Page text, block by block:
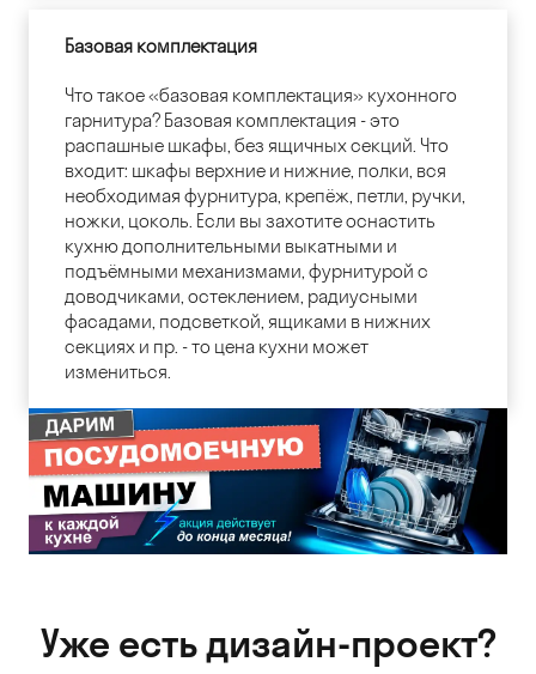
Базовая комплектация
Что такое «базовая комплектация» кухонного
гарнитура? Базовая комплектация - это
распашные шкафы, без ящичных секций. Что
входит: шкафы верхние и нижние, полки, вся
необходимая фурнитура, крепёж, петли, ручки,
ножки, цоколь. Если вы захотите оснастить
кухню дополнительными выкатными и
подъёмными механизмами, фурнитурой с
доводчиками, остеклением, радиусными
фасадами, подсветкой, ящиками в нижних
секциях и пр. - то цена кухни может
измениться.
Уже есть дизайн-проект?